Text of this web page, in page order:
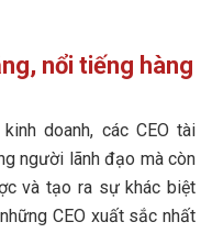
nổi tiếng hàng
doanh, các CEO tài
người lãnh đạo mà còn
và tạo ra sự khác biệt
CEO xuất sắc nhất